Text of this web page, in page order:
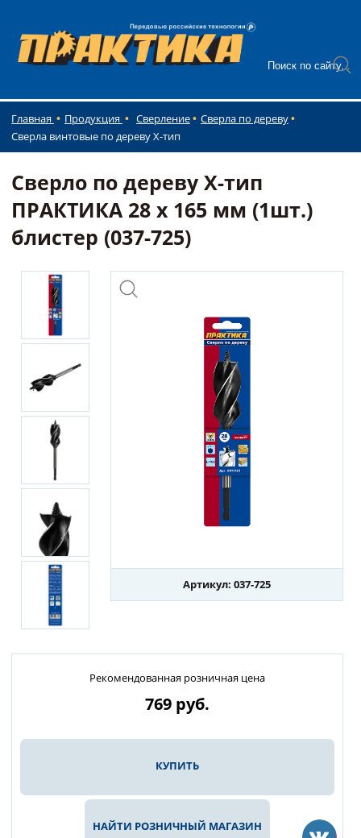
Главная Продукция Сверление
Сверла по дереву
Сверла винтовые по дереву X-тип
Сверло по дереву Х-тип
ПРАКТИКА 28 х 165 мм (1шт.)
блистер (037-725)
Артикул: 037-725
Рекомендованная розничная цена
769 руб.
КУПИТЬ
НАЙТИ РОЗНИЧНЫЙ МАГАЗИН